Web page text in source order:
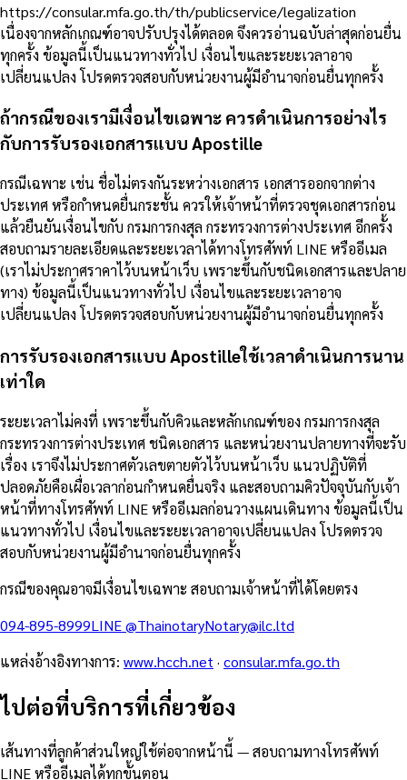
https://consular.mfa.go.th/th/publicservice/legalization
เนื่องจากหลักเกณฑ์อาจปรับปรุงได้ตลอด จึงควรอ่านฉบับล่าสุดก่อนยื่น
ทุกครั้ง ข้อมูลนี้เป็นแนวทางทั่วไป เงื่อนไขและระยะเวลาอาจ
เปลี่ยนแปลง โปรดตรวจสอบกับหน่วยงานผู้มีอำนาจก่อนยื่นทุกครั้ง
ถ้ากรณีของเรามีเงื่อนไขเฉพาะ ควรดำเนินการอย่างไร
กับการรับรองเอกสารแบบ Apostille
กรณีเฉพาะ เช่น ชื่อไม่ตรงกันระหว่างเอกสาร เอกสารออกจากต่าง
ประเทศ หรือกำหนดยื่นกระชั้น ควรให้เจ้าหน้าที่ตรวจชุดเอกสารก่อน
แล้วยืนยันเงื่อนไขกับ กรมการกงสุล กระทรวงการต่างประเทศ อีกครั้ง
สอบถามรายละเอียดและระยะเวลาได้ทางโทรศัพท์ LINE หรืออีเมล
(เราไม่ประกาศราคาไว้บนหน้าเว็บ เพราะขึ้นกับชนิดเอกสารและปลาย
ทาง) ข้อมูลนี้เป็นแนวทางทั่วไป เงื่อนไขและระยะเวลาอาจ
เปลี่ยนแปลง โปรดตรวจสอบกับหน่วยงานผู้มีอำนาจก่อนยื่นทุกครั้ง
การรับรองเอกสารแบบ Apostilleใช้เวลาดำเนินการนาน
เท่าใด
ระยะเวลาไม่คงที่ เพราะขึ้นกับคิวและหลักเกณฑ์ของ กรมการกงสุล
กระทรวงการต่างประเทศ ชนิดเอกสาร และหน่วยงานปลายทางที่จะรับ
เรื่อง เราจึงไม่ประกาศตัวเลขตายตัวไว้บนหน้าเว็บ แนวปฏิบัติที่
ปลอดภัยคือเผื่อเวลาก่อนกำหนดยื่นจริง และสอบถามคิวปัจจุบันกับเจ้า
หน้าที่ทางโทรศัพท์ LINE หรืออีเมลก่อนวางแผนเดินทาง ข้อมูลนี้เป็น
แนวทางทั่วไป เงื่อนไขและระยะเวลาอาจเปลี่ยนแปลง โปรดตรวจ
สอบกับหน่วยงานผู้มีอำนาจก่อนยื่นทุกครั้ง
กรณีของคุณอาจมีเงื่อนไขเฉพาะ สอบถามเจ้าหน้าที่ได้โดยตรง
094-895-8999LINE@ThainotaryNotary@ilc.ltd
แหล่งอ้างอิงทางการ: www.hcch.net · consular.mfa.go.th
ไปต่อที่บริการที่เกี่ยวข้อง
เส้นทางที่ลูกค้าส่วนใหญ่ใช้ต่อจากหน้านี้ — สอบถามทางโทรศัพท์
LINE หรืออีเมลได้ทุกขั้นตอน